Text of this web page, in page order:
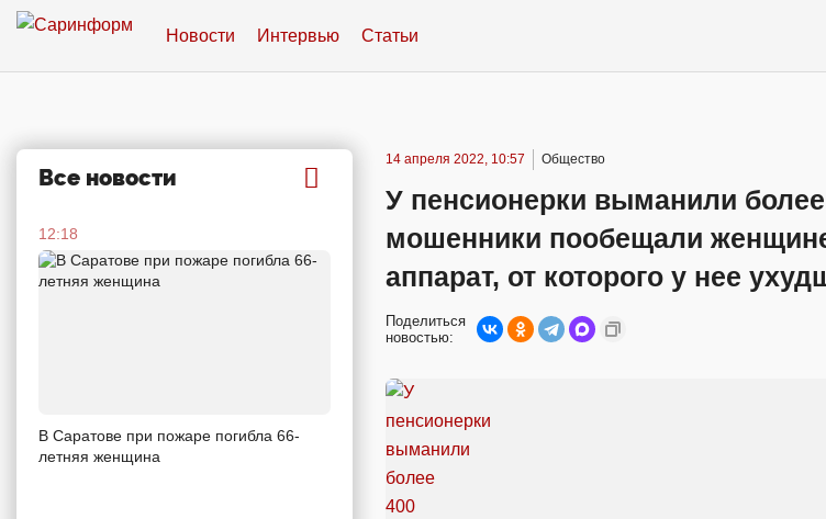
Новости Интервью Статьи
Все новости
12:18
В Саратове при пожаре погибла 66-
летняя женщина
14 апреля 2022, 10:57 Общество
У пенсионерки выманили
мошенники пообещали
аппарат, от которого у нее
Поделиться
новостью: